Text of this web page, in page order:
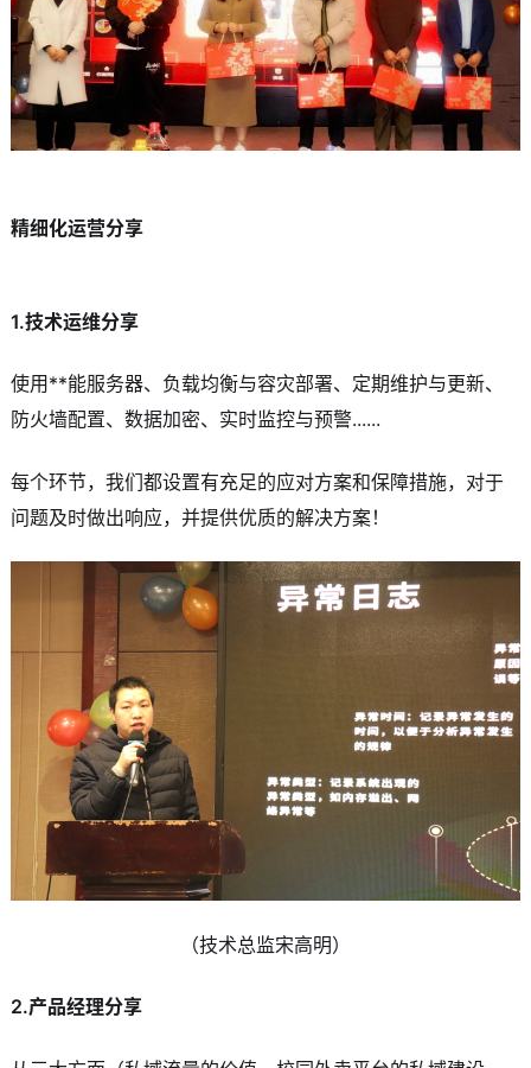
精细化运营分享
1.技术运维分享
使用**能服务器、负载均衡与容灾部署、定期维护与更新、
防火墙配置、数据加密、实时监控与预警......
每个环节，我们都设置有充足的应对方案和保障措施，对于
问题及时做出响应，并提供优质的解决方案！
（技术总监宋高明）
2.产品经理分享